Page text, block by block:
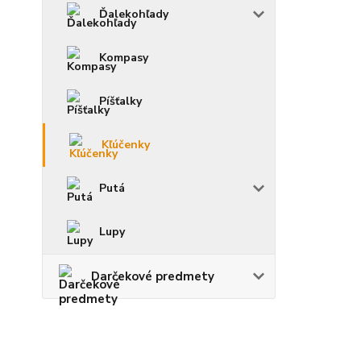
Ďalekohľady
Kompasy
Píšťalky
Kľúčenky
Putá
Lupy
Darčekové predmety